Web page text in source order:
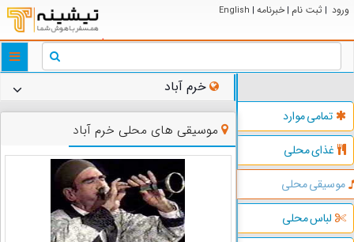
ورود | ثبت نام | خبرنامه |
English
تمامی موارد
غذای محلی
موسیقی محلی
لباس محلی
خرم آباد
موسیقی های محلی خرم آباد